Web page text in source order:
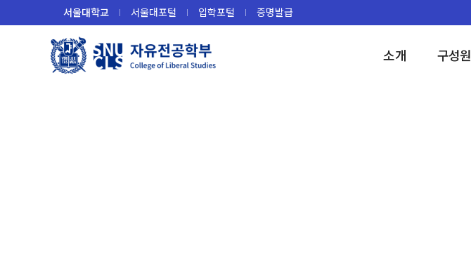
로
서울대학교 서울대포털 입학포털 증명발급
소개 구성원